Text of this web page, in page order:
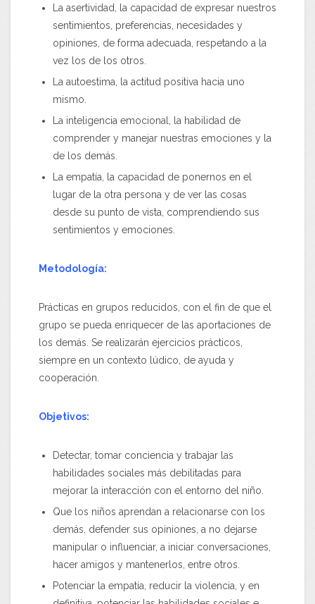
La asertividad, la capacidad de expresar nuestros
sentimientos, preferencias, necesidades y
opiniones, de forma adecuada, respetando a la
vez los de los otros.
La autoestima, la actitud positiva hacia uno
mismo.
La inteligencia emocional, la habilidad de
comprender y manejar nuestras emociones y la
de los demás.
La empatía, la capacidad de ponernos en el
lugar de la otra persona y de ver las cosas
desde su punto de vista, comprendiendo sus
sentimientos y emociones.
Metodología:
Prácticas en grupos reducidos, con el fin de que el
grupo se pueda enriquecer de las aportaciones de
los demás. Se realizarán ejercicios prácticos,
siempre en un contexto lúdico, de ayuda y
cooperación.
Objetivos:
Detectar, tomar conciencia y trabajar las
habilidades sociales más debilitadas para
mejorar la interacción con el entorno del niño.
Que los niños aprendan a relacionarse con los
demás, defender sus opiniones, a no dejarse
manipular o influenciar, a iniciar conversaciones,
hacer amigos y mantenerlos, entre otros.
Potenciar la empatía, reducir la violencia, y en